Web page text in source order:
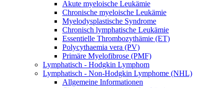
Akute myeloische Leukämie
Chronische myeloische Leukämie
Myelodysplastische Syndrome
Chronisch lymphatische Leukämie
Essentielle Thrombozythämie (ET)
Polycythaemia vera (PV)
Primäre Myelofibrose (PMF)
Lymphatisch - Hodgkin Lymphom
Lymphatisch - Non-Hodgkin Lymphome (NHL)
Allgemeine Informationen